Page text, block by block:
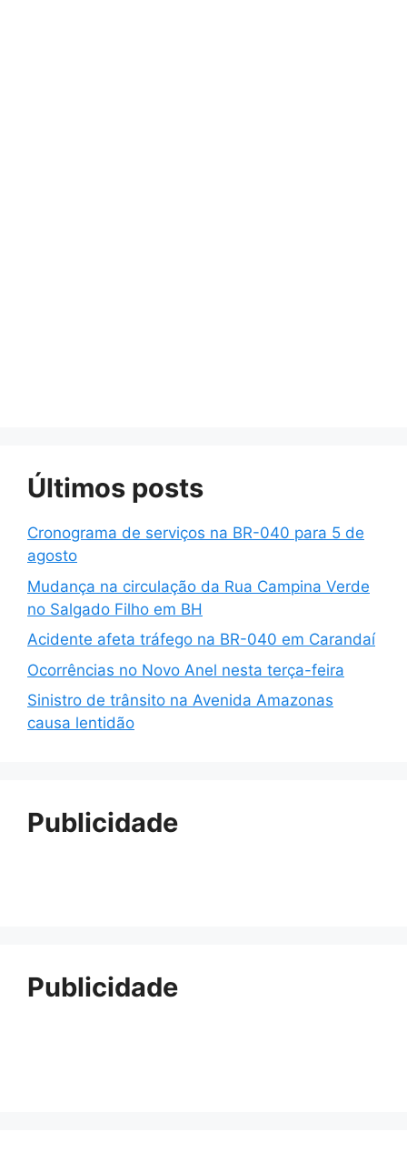
Últimos posts
Cronograma de serviços na BR-040 para 5 de
agosto
Mudança na circulação da Rua Campina Verde
no Salgado Filho em BH
Acidente afeta tráfego na BR-040 em Carandaí
Ocorrências no Novo Anel nesta terça-feira
Sinistro de trânsito na Avenida Amazonas
causa lentidão
Publicidade
Publicidade